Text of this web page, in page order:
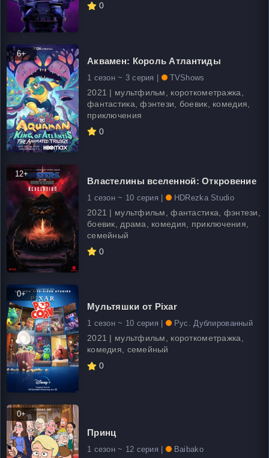
0
6+
Аквамен: Король Атлантиды
1 сезон ~ 3 серия | TVShows
2021 | мультфильм, короткометражка,
фантастика, фэнтези, боевик, комедия,
приключения
0
12+
Властелины вселенной: Откровение
1 сезон ~ 10 серия | HDRezka Studio
2021 | мультфильм, фантастика, фэнтези,
боевик, драма, комедия, приключения,
семейный
0
0+
Мультяшки от Pixar
1 сезон ~ 10 серия | Рус. Дублированный
2021 | мультфильм, короткометражка,
комедия, семейный
0
0+
Принц
1 сезон ~ 12 серия | Baibako